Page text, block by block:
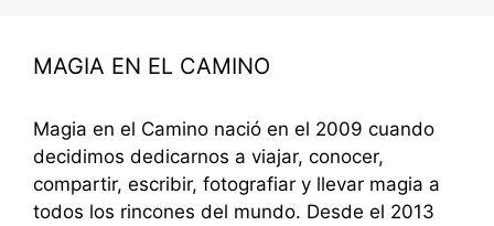
MAGIA EN EL CAMINO
Magia en el Camino nació en el 2009 cuando
decidimos dedicarnos a viajar, conocer,
compartir, escribir, fotografiar y llevar magia a
todos los rincones del mundo. Desde el 2013